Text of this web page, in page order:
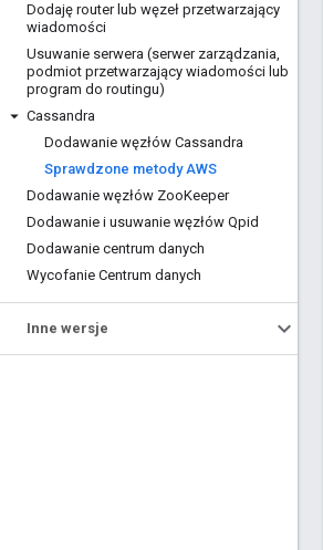
Dodaję router lub węzeł przetwarzający
wiadomości
Usuwanie serwera (serwer zarządzania,
podmiot przetwarzający wiadomości lub
program do routingu)
Cassandra
Dodawanie węzłów Cassandra
Sprawdzone metody AWS
Dodawanie węzłów ZooKeeper
Dodawanie i usuwanie węzłów Qpid
Dodawanie centrum danych
Wycofanie Centrum danych
Inne wersje